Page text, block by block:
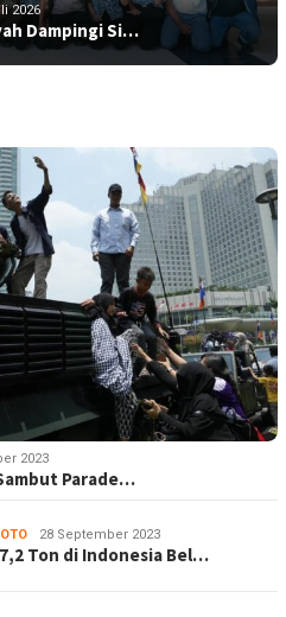
2026
Dampingi Si…
2023
Parade…
28 September 2023
Ton di Indonesia Bel…